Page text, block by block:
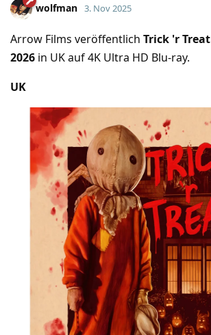
wolfman 3. Nov 2025
Arrow Films veröffentlich Trick 'r Treat
2026 in UK auf 4K Ultra HD Blu-ray.
UK